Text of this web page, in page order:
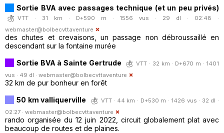
Sortie BVA avec passages technique (et un peu privés)
VTT · 31 km · D+590 m · 1556 vus · 29 dl · 02:48 ·
webmaster@bolbecvttaventure
des chutes et crevaisons, un passage non débroussaillé en
descendant sur la fontaine murée
Sortie BVA à Sainte Gertrude
VTT · 32 km · D+670 m · 1401
vus · 49 dl · webmaster@bolbecvttaventure
32 km de pur bonheur en forêt
50 km valliquerville
VTT · 44 km · D+530 m · 1426 vus · 32 dl ·
02:27 · webmaster@bolbecvttaventure
rando organisée du 12 juin 2022, circuit globalement plat avec
beaucoup de routes et de plaines.